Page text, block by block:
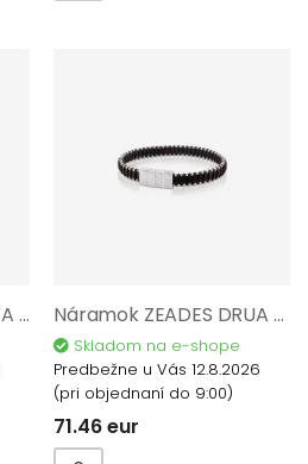
Náramok ZEADES HALFA ROCK Tiger Eye ZMB02891 Náramok ZEADES DRUA Chocolat ZMB02890
Skladom na e-shope
Predbežne u Vás 12.8.2026
(pri objednaní do 9:00)
71.46 eur